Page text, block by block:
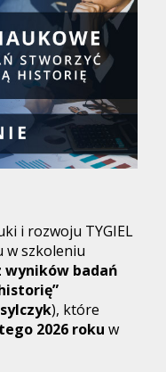
i rozwoju TYGIEL
w szkoleniu
wyników badań
), które
2026 roku w